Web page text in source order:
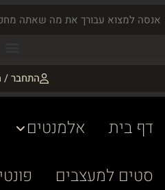
התחבר /
דף בית אלמנטים
סטים למעצבים